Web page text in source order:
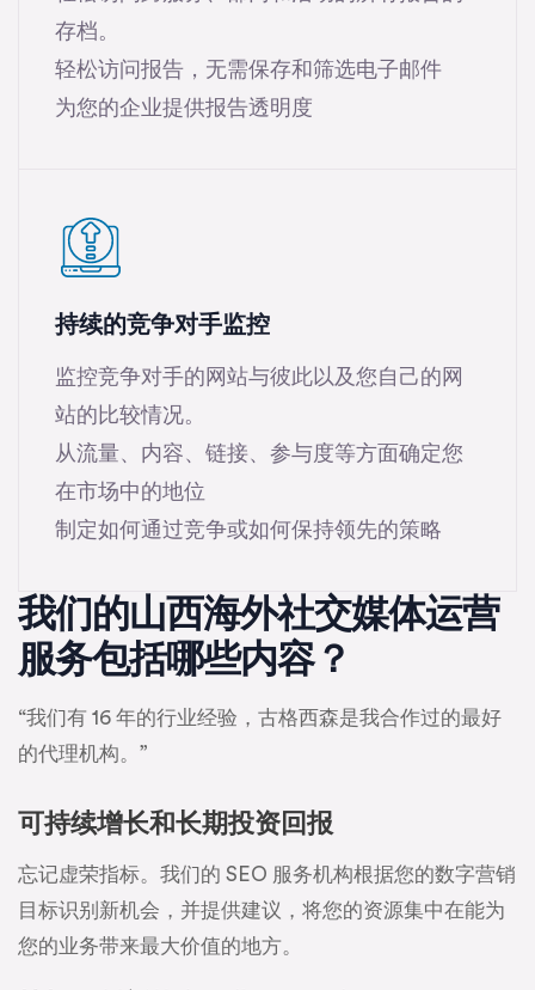
存档。
轻松访问报告，无需保存和筛选电子邮件
为您的企业提供报告透明度
持续的竞争对手监控
监控竞争对手的网站与彼此以及您自己的网
站的比较情况。
从流量、内容、链接、参与度等方面确定您
在市场中的地位
制定如何通过竞争或如何保持领先的策略
我们的山西海外社交媒体运营
服务包括哪些内容？
“我们有 16 年的行业经验，古格西森是我合作过的最好
的代理机构。”
可持续增长和长期投资回报
忘记虚荣指标。我们的 SEO 服务机构根据您的数字营销
目标识别新机会，并提供建议，将您的资源集中在能为
您的业务带来最大价值的地方。